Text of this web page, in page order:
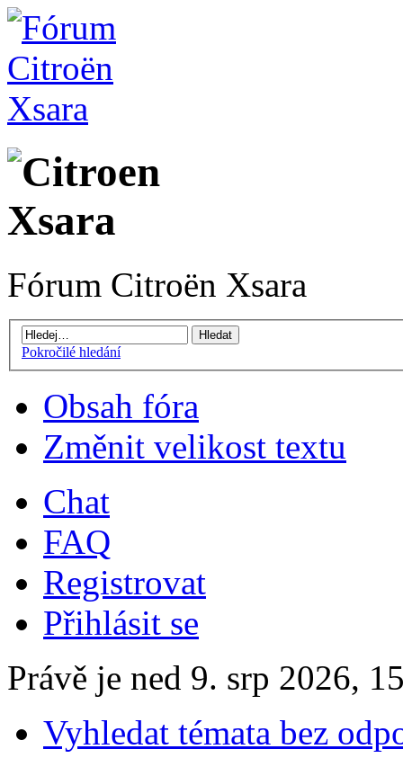
Fórum Citroën Xsara
Pokročilé hledání
Obsah fóra
Změnit velikost textu
Chat
FAQ
Registrovat
Přihlásit se
Právě je ned 9. srp 2026,
Vyhledat témata bez